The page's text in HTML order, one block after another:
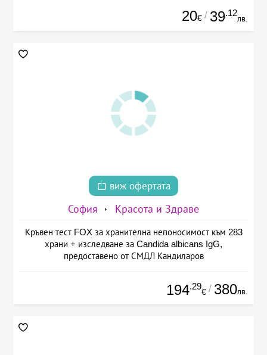
20€ / 39.12
лв.
виж офертата
София Красота и Здраве
Кръвен тест FOX за хранителна непоносимост към 283
храни + изследване за Candida albicans IgG,
предоставено от СМДЛ Кандиларов
194.29
€ / 380лв.